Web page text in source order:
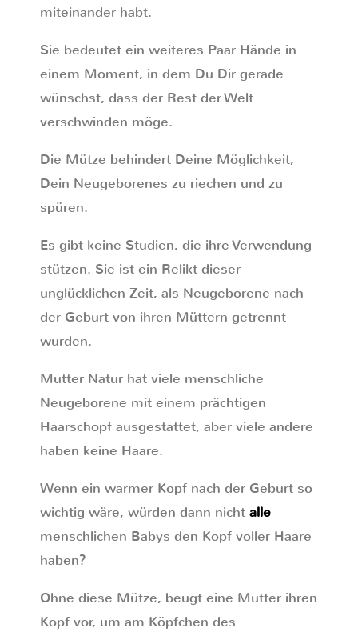
miteinander habt.
Sie bedeutet ein weiteres Paar Hände in
einem Moment, in dem Du Dir gerade
wünschst, dass der Rest der Welt
verschwinden möge.
Die Mütze behindert Deine Möglichkeit,
Dein Neugeborenes zu riechen und zu
spüren.
Es gibt keine Studien, die ihre Verwendung
stützen. Sie ist ein Relikt dieser
unglücklichen Zeit, als Neugeborene nach
der Geburt von ihren Müttern getrennt
wurden.
Mutter Natur hat viele menschliche
Neugeborene mit einem prächtigen
Haarschopf ausgestattet, aber viele andere
haben keine Haare.
Wenn ein warmer Kopf nach der Geburt so
wichtig wäre, würden dann nicht alle
menschlichen Babys den Kopf voller Haare
haben?
Ohne diese Mütze, beugt eine Mutter ihren
Kopf vor, um am Köpfchen des